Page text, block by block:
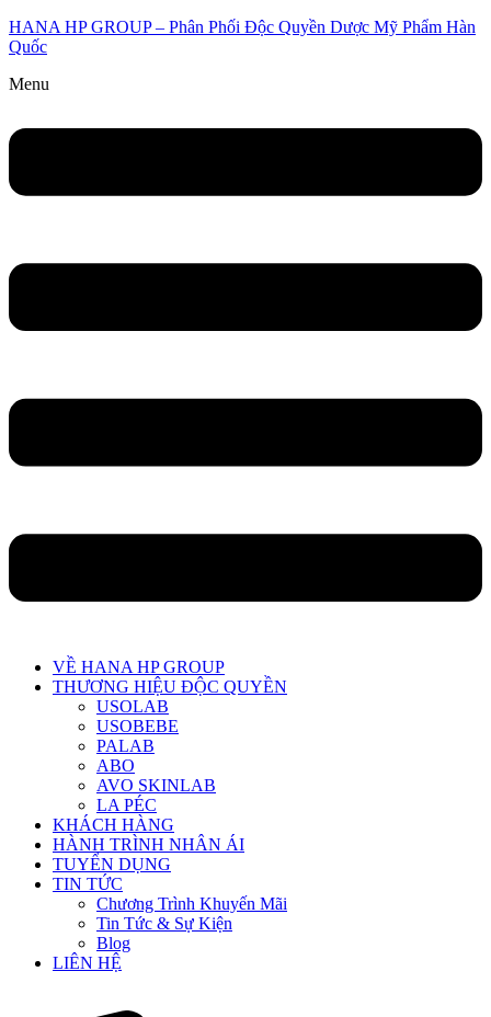
HANA HP GROUP – Phân Phối Độc Quyền Dược Mỹ Phẩm Hàn
Quốc
Menu
VỀ HANA HP GROUP
THƯƠNG HIỆU ĐỘC QUYỀN
USOLAB
USOBEBE
PALAB
ABO
AVO SKINLAB
LA PÉC
KHÁCH HÀNG
HÀNH TRÌNH NHÂN ÁI
TUYỂN DỤNG
TIN TỨC
Chương Trình Khuyến Mãi
Tin Tức & Sự Kiện
Blog
LIÊN HỆ